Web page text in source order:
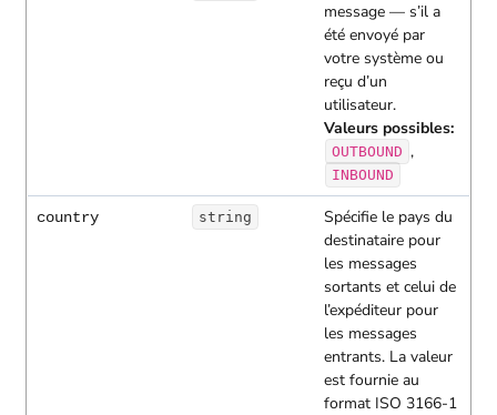
message — s’il a
été envoyé par
votre système ou
reçu d’un
utilisateur.
Valeurs possibles:
OUTBOUND ,
INBOUND
country string
Spécifie le pays du
destinataire pour
les messages
sortants et celui de
l’expéditeur pour
les messages
entrants. La valeur
est fournie au
format ISO 3166-1